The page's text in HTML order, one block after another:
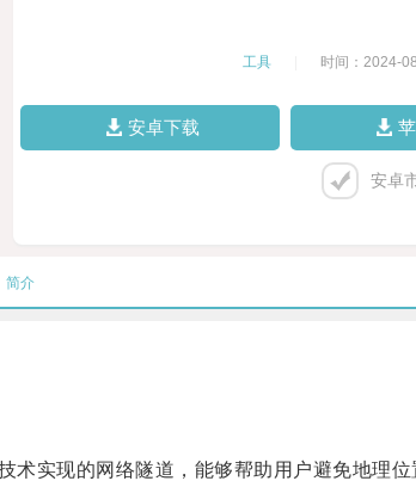
工具 时间：2024-
安卓下载
安卓
简介
实现的网络隧道，能够帮助用户避免地理位